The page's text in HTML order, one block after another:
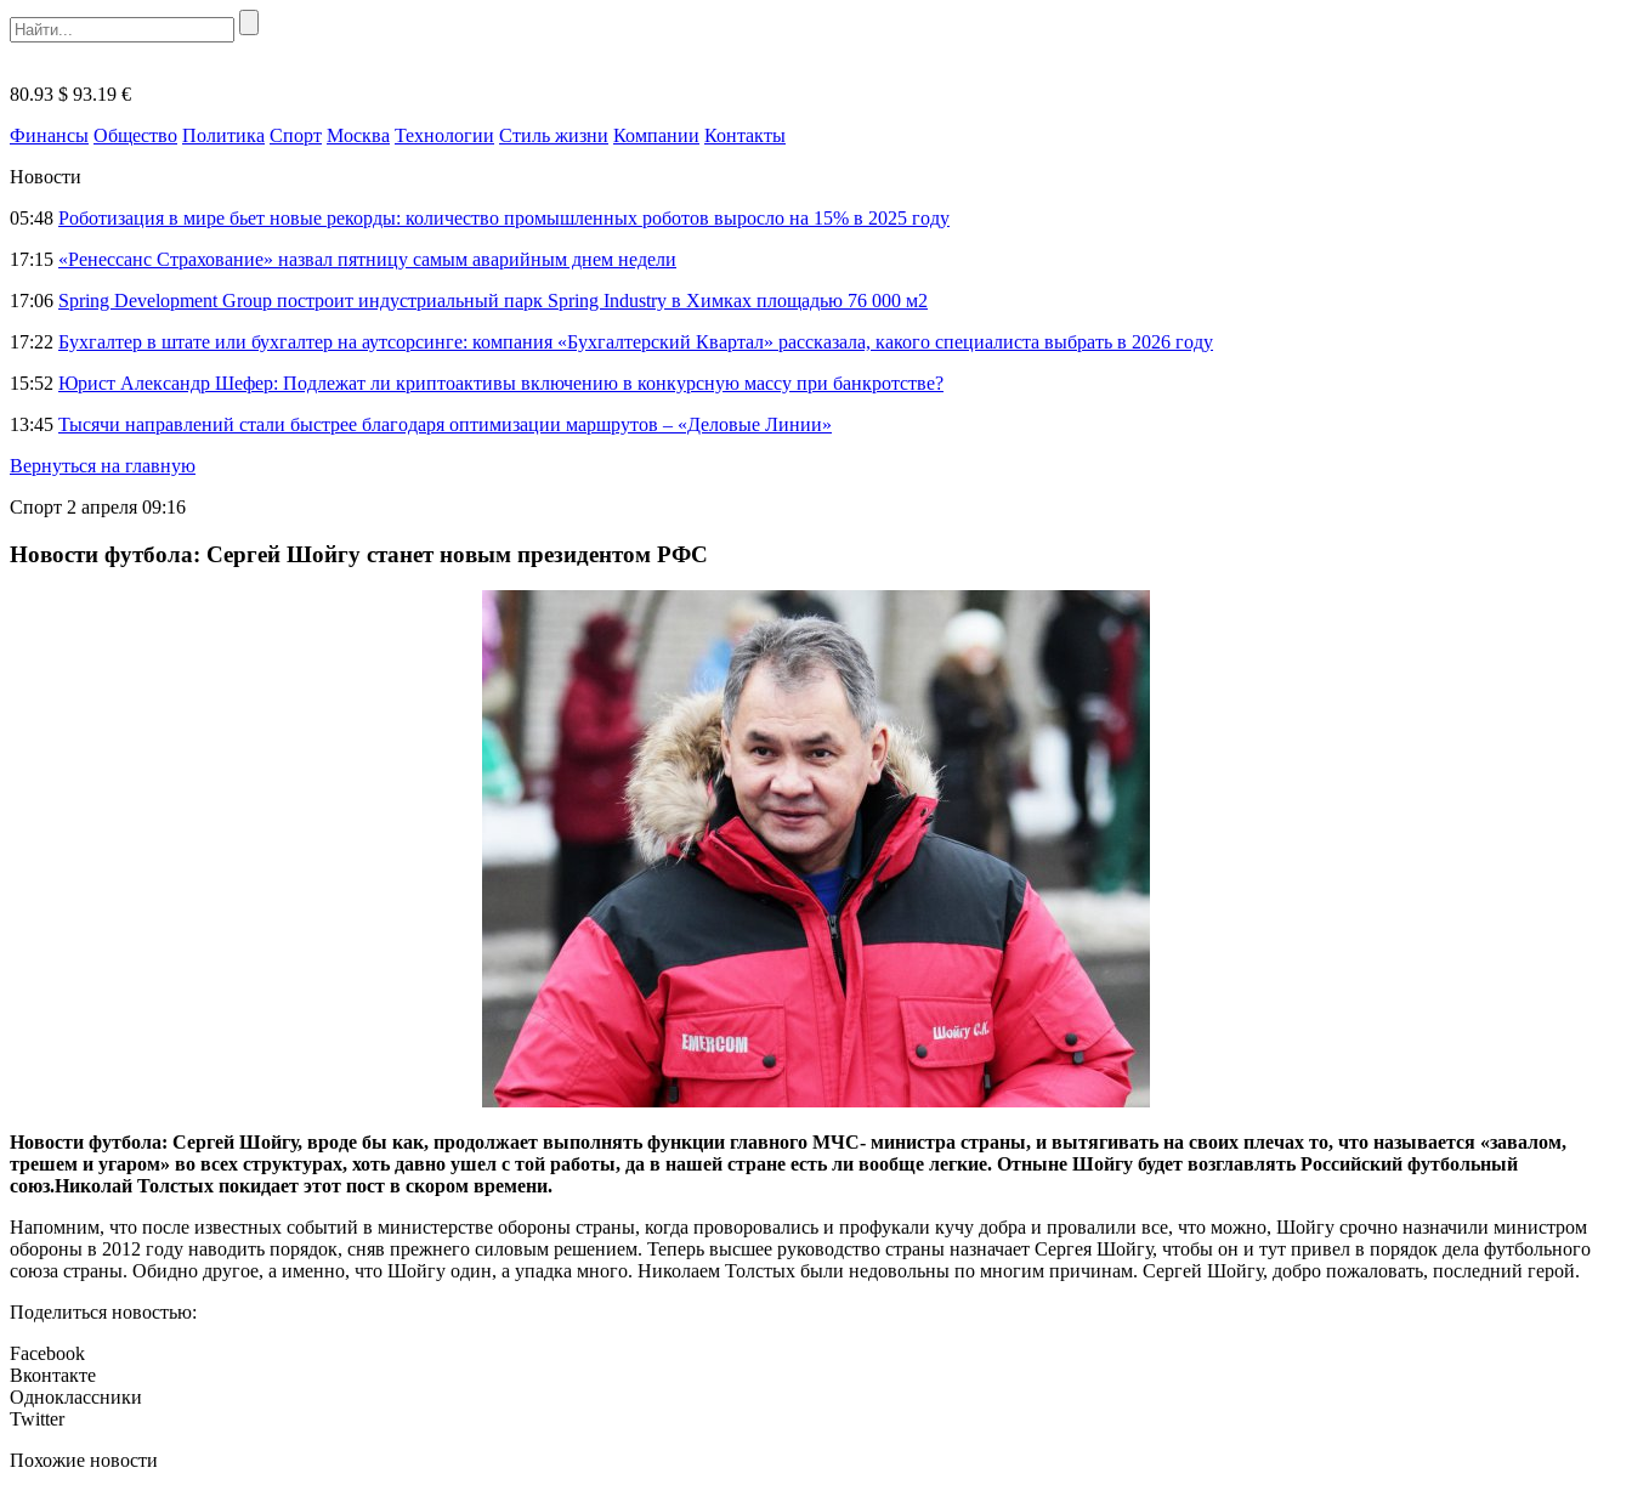
80.93 $ 93.19 €
Финансы Общество Политика Спорт Москва Технологии Стиль жизни Компании Контакты
Новости
05:48 Роботизация в мире бьет новые рекорды: количество промышленных роботов выросло на 15% в 2025 году
17:15 «Ренессанс Страхование» назвал пятницу самым аварийным днем недели
17:06 Spring Development Group построит индустриальный парк Spring Industry в Химках площадью 76 000 м2
17:22 Бухгалтер в штате или бухгалтер на аутсорсинге: компания «Бухгалтерский Квартал» рассказала, какого специалиста выбрать в 2026 году
15:52 Юрист Александр Шефер: Подлежат ли криптоактивы включению в конкурсную массу при банкротстве?
13:45 Тысячи направлений стали быстрее благодаря оптимизации маршрутов – «Деловые Линии»
Вернуться на главную
Спорт 2 апреля 09:16
Новости футбола: Сергей Шойгу станет новым президентом РФС
Новости футбола: Сергей Шойгу, вроде бы как, продолжает выполнять функции главного МЧС- министра страны, и вытягивать на своих плечах то, что называется «завалом,
трешем и угаром» во всех структурах, хоть давно ушел с той работы, да в нашей стране есть ли вообще легкие. Отныне Шойгу будет возглавлять Российский футбольный
союз.Николай Толстых покидает этот пост в скором времени.
Напомним, что после известных событий в министерстве обороны страны, когда проворовались и профукали кучу добра и провалили все, что можно, Шойгу срочно назначили министром
обороны в 2012 году наводить порядок, сняв прежнего силовым решением. Теперь высшее руководство страны назначает Сергея Шойгу, чтобы он и тут привел в порядок дела футбольного
союза страны. Обидно другое, а именно, что Шойгу один, а упадка много. Николаем Толстых были недовольны по многим причинам. Сергей Шойгу, добро пожаловать, последний герой.
Поделиться новостью:
Facebook
Вконтакте
Одноклассники
Twitter
Похожие новости